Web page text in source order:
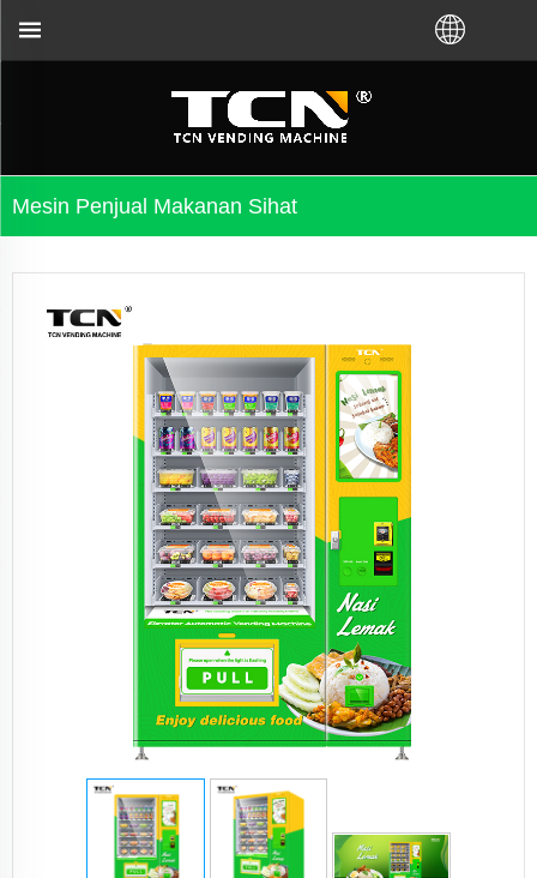
Mesin Penjual Makanan Sihat
tempatan. Hubungi kami:+86-731-